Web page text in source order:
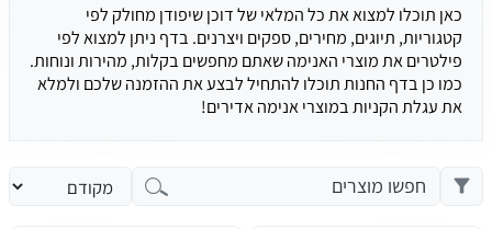
כאן תוכלו למצוא את כל המלאי של דוכן שיפודן מחולק לפי
קטגוריות, תיוגים, מחירים, ספקים ויצרנים. בדף ניתן למצוא לפי
פילטרים את מוצרי האנימה שאתם מחפשים בקלות, מהירות ונוחות.
כמו כן בדף החנות תוכלו להתחיל לבצע את ההזמנה שלכם ולמלא
את עגלת הקניות במוצרי אנימה אדירים!